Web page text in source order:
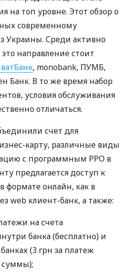
на топ уровне. Этот обзор о
современному
Украины. Среди активно
направление стоит
, monobank, ПУМБ,
Банк. В то же время набор
условия обслуживания
отличаться.
счет для
карту, различные виды
с программным РРО в
предлагается доступ к
формате онлайн, как в
web клиент-банк, а также:
на счета
банка (бесплатно) и
(3 грн за платеж
суммы);